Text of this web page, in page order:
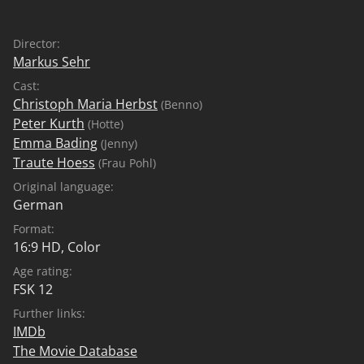
Liebeserklärung an Kleinkriminelle mit Herz.
Director:
Markus Sehr
Cast:
Christoph Maria Herbst (Benno)
Peter Kurth (Hotte)
Emma Bading (Jenny)
Traute Hoess (Frau Pohl)
Original language:
German
Format:
16:9 HD, Color
Age rating:
FSK 12
Further links:
IMDb
The Movie Database